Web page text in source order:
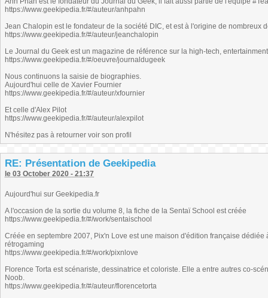
https://www.geekipedia.fr/#/auteur/anhpahn
Jean Chalopin est le fondateur de la société DIC, et est à l'origine de nombreux
https://www.geekipedia.fr/#/auteur/jeanchalopin
Le Journal du Geek est un magazine de référence sur la high-tech,
https://www.geekipedia.fr/#/oeuvre/journaldugeek
Nous continuons la saisie de biographies.
Aujourd'hui celle de Xavier Fournier
https://www.geekipedia.fr/#/auteur/xfournier
Et celle d'Alex Pilot
https://www.geekipedia.fr/#/auteur/alexpilot
N'hésitez pas à retourner voir son profil
RE: Présentation de Geekipedia
le 03 October 2020 - 21:37
Aujourd'hui sur Geekipedia.fr
A l'occasion de la sortie du volume 8, la fiche de la Sentaï School est créée
https://www.geekipedia.fr/#/work/sentaischool
Créée en septembre 2007, Pix'n Love est une maison d'édition française
rétrogaming
https://www.geekipedia.fr/#/work/pixnlove
Florence Torta est scénariste, dessinatrice et coloriste. Elle a entre autres co-
Noob.
https://www.geekipedia.fr/#/auteur/florencetorta